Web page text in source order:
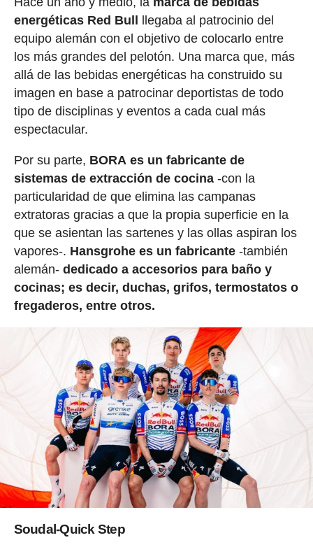
energéticas Red Bull llegaba al patrocinio del
equipo alemán con el objetivo de colocarlo entre
los más grandes del pelotón. Una marca que, más
allá de las bebidas energéticas ha construido su
imagen en base a patrocinar deportistas de todo
tipo de disciplinas y eventos a cada cual más
espectacular.
Por su parte, BORA es un fabricante de
sistemas de extracción de cocina-con la
particularidad de que elimina las campanas
extratoras gracias a que la propia superficie en la
que se asientan las sartenes y las ollas aspiran los
vapores-. Hansgrohe es un fabricante-también
alemán- dedicado a accesorios para baño y
cocinas; es decir, duchas, grifos, termostatos o
fregaderos, entre otros.
Soudal-Quick Step